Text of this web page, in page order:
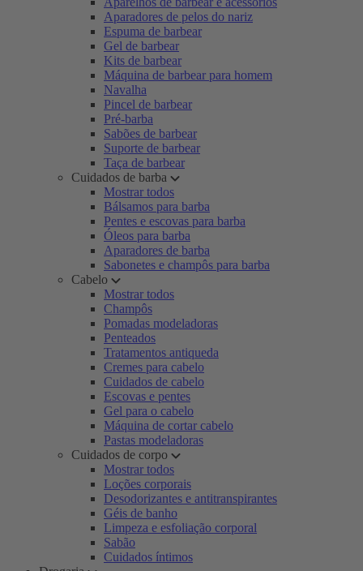
Aparadores de pelos do nariz
Espuma de barbear
Gel de barbear
Kits de barbear
Máquina de barbear para homem
Navalha
Pincel de barbear
Pré-barba
Sabões de barbear
Suporte de barbear
Taça de barbear
Cuidados de barba
Mostrar todos
Bálsamos para barba
Pentes e escovas para barba
Óleos para barba
Aparadores de barba
Sabonetes e champôs para barba
Cabelo
Mostrar todos
Champôs
Pomadas modeladoras
Penteados
Tratamentos antiqueda
Cremes para cabelo
Cuidados de cabelo
Escovas e pentes
Gel para o cabelo
Máquina de cortar cabelo
Pastas modeladoras
Cuidados de corpo
Mostrar todos
Loções corporais
Desodorizantes e antitranspirantes
Géis de banho
Limpeza e esfoliação corporal
Sabão
Cuidados íntimos